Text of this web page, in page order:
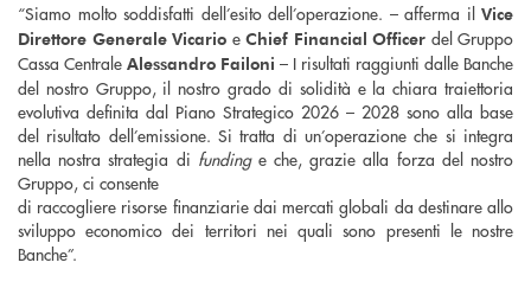
“Siamo molto soddisfatti dell’esito dell’operazione. – afferma il Vice
Direttore Generale Vicario e Chief Financial Officer del Gruppo
Cassa Centrale Alessandro Failoni – I risultati raggiunti dalle Banche
del nostro Gruppo, il nostro grado di solidità e la chiara traiettoria
evolutiva definita dal Piano Strategico 2026 – 2028 sono alla base
del risultato dell’emissione. Si tratta di un’operazione che si integra
nella nostra strategia di fundinge che, grazie alla forza del nostro
Gruppo, ci consente
di raccogliere risorse finanziarie dai mercati globali da destinare allo
sviluppo economico dei territori nei quali sono presenti le nostre
Banche”.